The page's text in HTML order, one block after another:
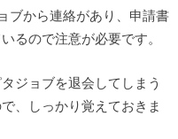
ブから連絡があり、申請書
るので注意が必要です。
ジョブを退会してしまう
、しっかり覚えておきま